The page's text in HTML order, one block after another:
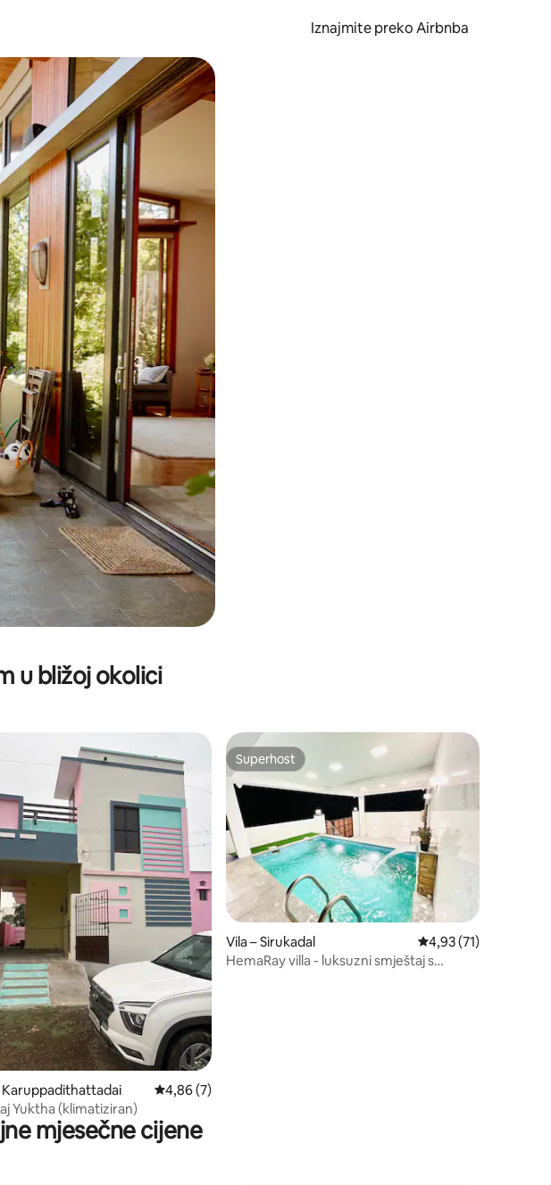
Iznajmite preko Airbnba
dolje, kao i dodirom ili prelaskom prstom po zaslonu.
u bližoj okolici
5, recenzija: 26
Karuppadithattadai Prosječna ocjena: 4,86/5, recenzija: 7
4,86 (7)
Yuktha (klimatiziran)
Superhost
Superhost
Vila – Sirukadal Prosječna ocjena:
4,93 (71)
HemaRay villa - luksuzni smještaj s
mjesečne cijene